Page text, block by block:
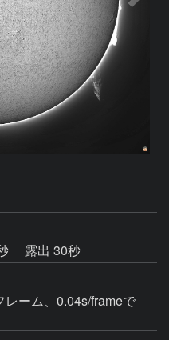
露出 30秒
ーム、0.04s/frameで